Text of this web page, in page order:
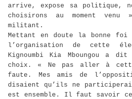
arrive, expose sa politique,
choisirons au moment
militant.
Mettant en doute la bonne foi
l’organisation de cette
Kignoumbi Kia Mboungou a
choix. « Ne pas aller à
faute. Mes amis de
disaient qu’ils ne
est ensemble. Il faut savoir